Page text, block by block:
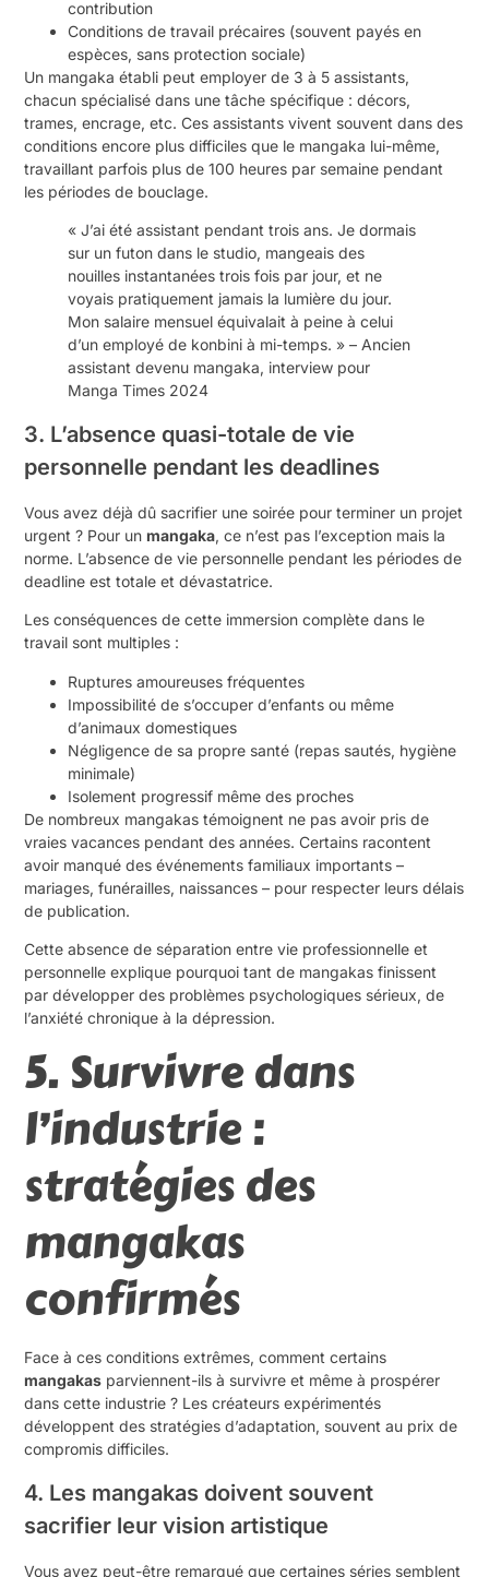
contribution
Conditions de travail précaires (souvent payés en
espèces, sans protection sociale)
Un mangaka établi peut employer de 3 à 5 assistants,
chacun spécialisé dans une tâche spécifique : décors,
trames, encrage, etc. Ces assistants vivent souvent dans des
conditions encore plus difficiles que le mangaka lui-même,
travaillant parfois plus de 100 heures par semaine pendant
les périodes de bouclage.
« J’ai été assistant pendant trois ans. Je dormais
sur un futon dans le studio, mangeais des
nouilles instantanées trois fois par jour, et ne
voyais pratiquement jamais la lumière du jour.
Mon salaire mensuel équivalait à peine à celui
d’un employé de konbini à mi-temps. » – Ancien
assistant devenu mangaka, interview pour
Manga Times 2024
3. L’absence quasi-totale de vie
personnelle pendant les deadlines
Vous avez déjà dû sacrifier une soirée pour terminer un projet
urgent ? Pour unmangaka, ce n’est pas l’exception mais la
norme. L’absence de vie personnelle pendant les périodes de
deadline est totale et dévastatrice.
Les conséquences de cette immersion complète dans le
travail sont multiples :
Ruptures amoureuses fréquentes
Impossibilité de s’occuper d’enfants ou même
d’animaux domestiques
Négligence de sa propre santé (repas sautés, hygiène
minimale)
Isolement progressif même des proches
De nombreux mangakas témoignent ne pas avoir pris de
vraies vacances pendant des années. Certains racontent
avoir manqué des événements familiaux importants –
mariages, funérailles, naissances – pour respecter leurs délais
de publication.
Cette absence de séparation entre vie professionnelle et
personnelle explique pourquoi tant de mangakas finissent
par développer des problèmes psychologiques sérieux, de
l’anxiété chronique à la dépression.
5. Survivre dans
l’industrie :
stratégies des
mangakas
confirmés
Face à ces conditions extrêmes, comment certains
mangakas parviennent-ils à survivre et même à prospérer
dans cette industrie ? Les créateurs expérimentés
développent des stratégies d’adaptation, souvent au prix de
compromis difficiles.
4. Les mangakas doivent souvent
sacrifier leur vision artistique
Vous avez peut-être remarqué que certaines séries semblent